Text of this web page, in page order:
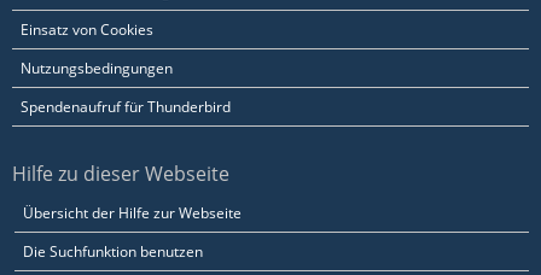
Einsatz von Cookies
Nutzungsbedingungen
Spendenaufruf für Thunderbird
Hilfe zu dieser Webseite
Übersicht der Hilfe zur Webseite
Die Suchfunktion benutzen